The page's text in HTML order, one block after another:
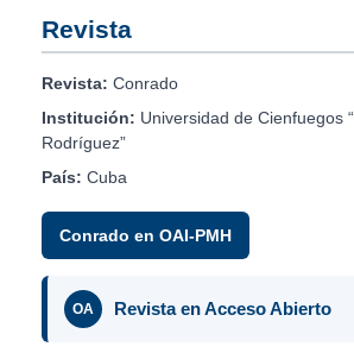
Revista
Revista: Conrado
Institución: Universidad de Cienfuegos
Rodríguez”
País: Cuba
Conrado en OAI-PMH
OA Revista en Acceso Abierto